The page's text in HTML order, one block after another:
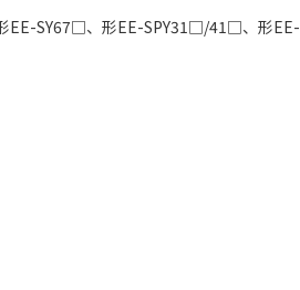
EE-SY67□、形EE-SPY31□/41□、形EE-